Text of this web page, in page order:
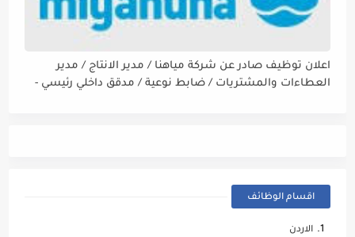
اعلان توظيف صادر عن شركة مياهنا / مدير الانتاج / مدير
العطاءات والمشتريات / ضابط نوعية / مدقق داخلي رئيسي -
اقسام الوظائف
الاردن